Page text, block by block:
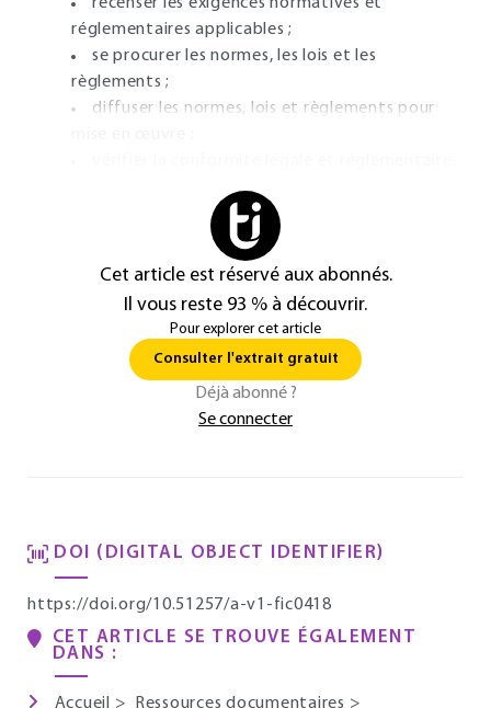
réglementaires applicables ;
se procurer les normes, les lois et les
règlements ;
diffuser les normes, lois et règlements pour
Cet article est réservé aux abonnés.
Il vous reste 93 % à découvrir.
Pour explorer cet article
Consulter l'extrait gratuit
Déjà abonné ?
Se connecter
DOI (DIGITAL OBJECT IDENTIFIER)
https://doi.org/10.51257/a-v1-fic0418
CET ARTICLE SE TROUVE ÉGALEMENT
DANS :
Accueil > Ressources documentaires >